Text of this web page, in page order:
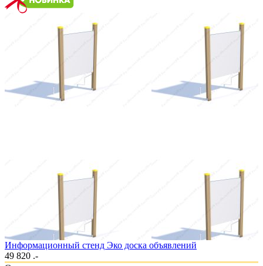
Информационный стенд Эко доска объявлений
49 820 .-